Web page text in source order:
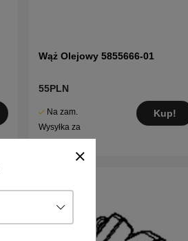
Wąż Olejowy 5855666-01
55PLN
Na zam.
Wysyłka za
Kup!